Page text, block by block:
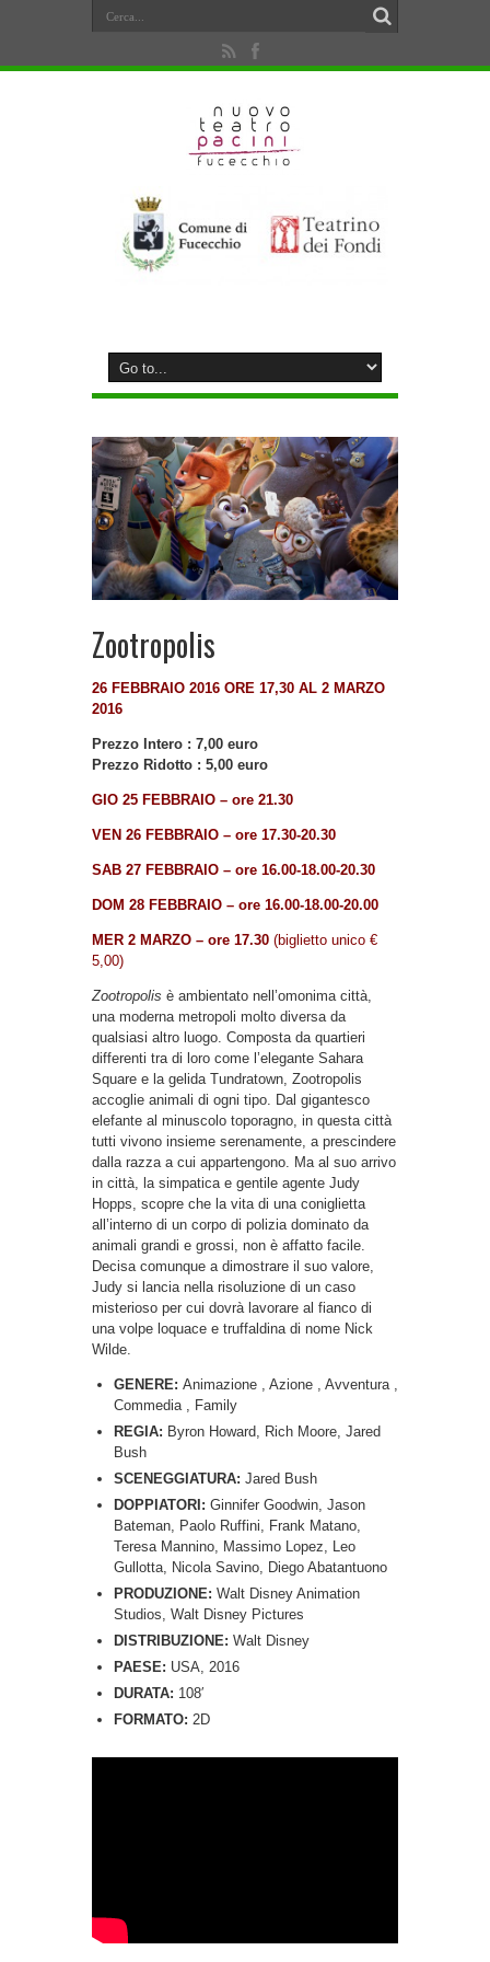
Zootropolis
26 FEBBRAIO 2016 ORE 17,30 AL 2 MARZO
2016
Prezzo Intero : 7,00 euro
Prezzo Ridotto : 5,00 euro
GIO 25 FEBBRAIO – ore 21.30
VEN 26 FEBBRAIO – ore 17.30-20.30
SAB 27 FEBBRAIO – ore 16.00-18.00-20.30
DOM 28 FEBBRAIO – ore 16.00-18.00-20.00
MER 2 MARZO – ore 17.30 (biglietto unico €
5,00)
Zootropolis è ambientato nell’omonima città,
una moderna metropoli molto diversa da
qualsiasi altro luogo. Composta da quartieri
differenti tra di loro come l’elegante Sahara
Square e la gelida Tundratown, Zootropolis
accoglie animali di ogni tipo. Dal gigantesco
elefante al minuscolo toporagno, in questa città
tutti vivono insieme serenamente, a prescindere
dalla razza a cui appartengono. Ma al suo arrivo
in città, la simpatica e gentile agente Judy
Hopps, scopre che la vita di una coniglietta
all’interno di un corpo di polizia dominato da
animali grandi e grossi, non è affatto facile.
Decisa comunque a dimostrare il suo valore,
Judy si lancia nella risoluzione di un caso
misterioso per cui dovrà lavorare al fianco di
una volpe loquace e truffaldina di nome Nick
Wilde.
GENERE: Animazione , Azione , Avventura ,
Commedia , Family
REGIA: Byron Howard, Rich Moore, Jared
Bush
SCENEGGIATURA: Jared Bush
DOPPIATORI: Ginnifer Goodwin, Jason
Bateman, Paolo Ruffini, Frank Matano,
Teresa Mannino, Massimo Lopez, Leo
Gullotta, Nicola Savino, Diego Abatantuono
PRODUZIONE: Walt Disney Animation
Studios, Walt Disney Pictures
DISTRIBUZIONE: Walt Disney
PAESE: USA, 2016
DURATA: 108′
FORMATO: 2D